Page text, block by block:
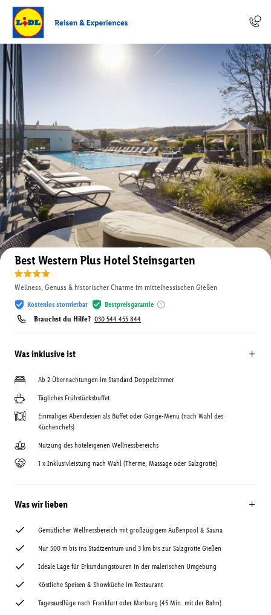
Auf der Karte anzeigen
Best Western Plus Hotel Steinsgarten
Wellness, Genuss & historischer Charme im mittelhessischen Gießen
Kostenlos stornierbar Bestpreisgarantie
Brauchst du Hilfe? 030 544 455 844
Was inklusive ist
Ab 2 Übernachtungen im Standard Doppelzimmer
Tägliches Frühstücksbuffet
Einmaliges Abendessen als Buffet oder Gänge-Menü (nach Wahl des
Küchenchefs)
Nutzung des hoteleigenen Wellnessbereichs
1 x Inklusivleistung nach Wahl (Therme, Massage oder Salzgrotte)
Was wir lieben
Gemütlicher Wellnessbereich mit großzügigem Außenpool & Sauna
Nur 500 m bis ins Stadtzentrum und 3 km bis zur Salzgrotte Gießen
Ideale Lage für Erkundungstouren in der malerischen Umgebung
Köstliche Speisen & Showküche im Restaurant
Tagesausflüge nach Frankfurt oder Marburg (45 Min. mit der Bahn)